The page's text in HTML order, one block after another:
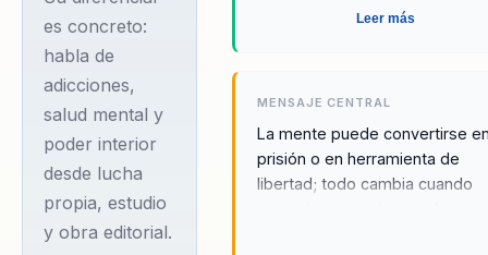
una mente sin
entrenamiento capaz
de fabricar miedo,
obsesión y pérdida
de control. Esa
experiencia lo obligó
a estudiar conducta,
neurociencia,
es concreto:
habla de
adicciones,
salud mental y
poder interior
desde lucha
propia, estudio
y obra editorial.
Leer más
MENSAJE CENTRAL
La mente puede convertirse
prisión o en herramienta de
libertad; todo cambia cuando